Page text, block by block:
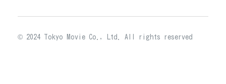
© 2024 Tokyo Movie Co., Ltd. All rights reserved